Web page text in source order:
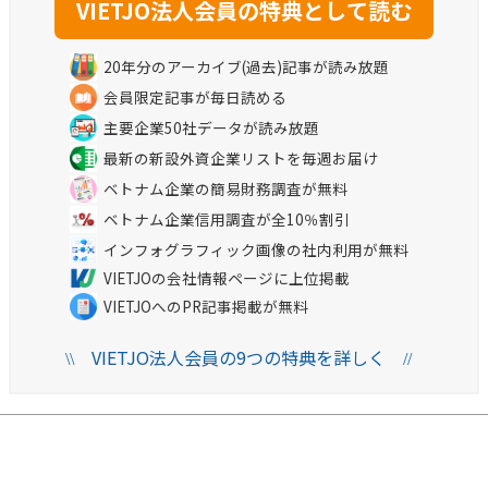
20年分のアーカイブ(過去)記事が読み放題
会員限定記事が毎日読める
主要企業50社データが読み放題
最新の新設外資企業リストを毎週お届け
ベトナム企業の簡易財務調査が無料
ベトナム企業信用調査が全10％割引
インフォグラフィック画像の社内利用が無料
VIETJOの会社情報ページに上位掲載
VIETJOへのPR記事掲載が無料
\\VIETJO法人会員の9つの特典を詳しく //